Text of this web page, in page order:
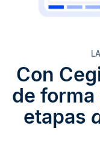
Con
de
etapas